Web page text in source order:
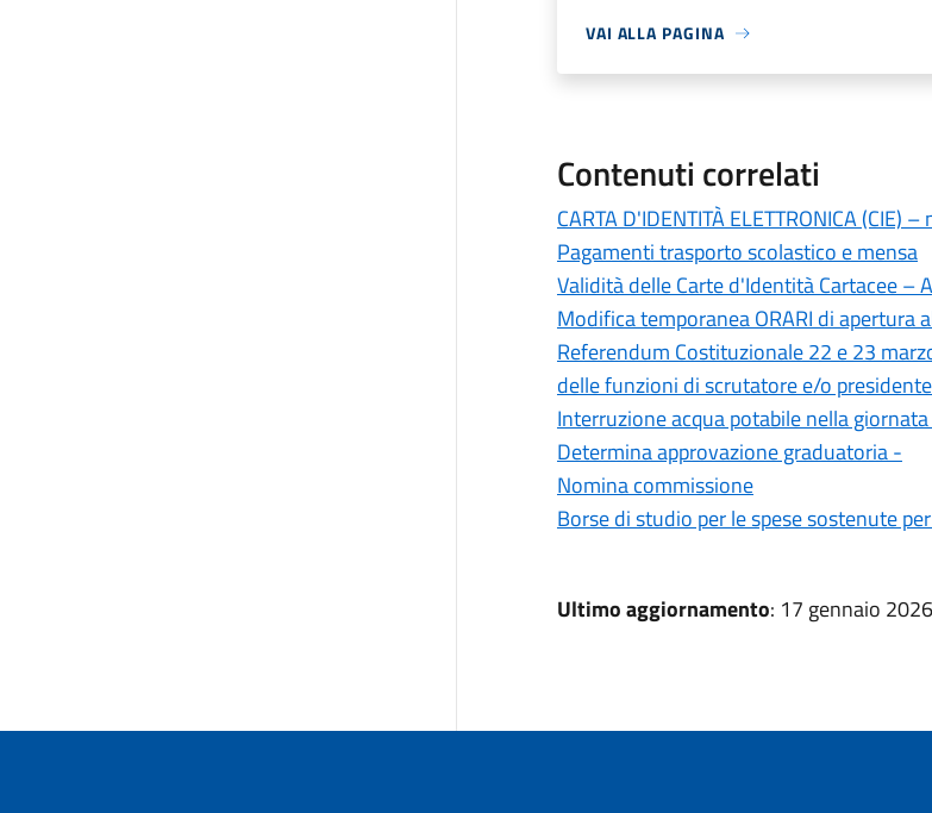
VAI ALLA PAGINA
Contenuti correlati
CARTA D'IDENTITÀ ELETTRONICA (CIE)
Pagamenti trasporto scolastico e mensa
Validità delle Carte d'Identità Cartacee –
Modifica temporanea ORARI di apertura
Referendum Costituzionale 22 e 23
delle funzioni di scrutatore e/o
Interruzione acqua potabile nella
Determina approvazione graduatoria -
Nomina commissione
Borse di studio per le spese sostenute
Ultimo aggiornamento: 17 gennaio